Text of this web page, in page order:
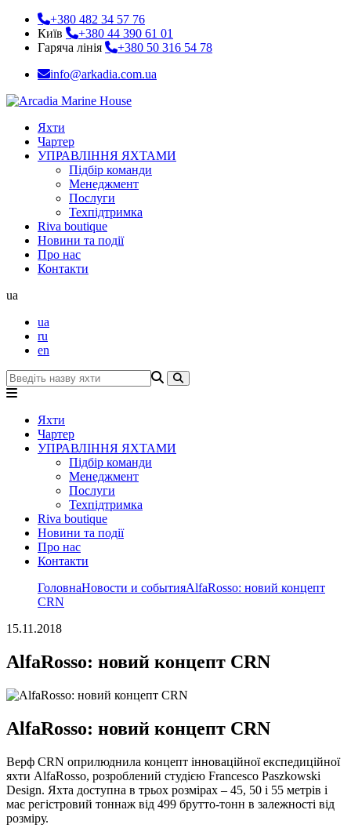
+380 482 34 57 76
Київ
+380 44 390 61 01
Гаряча лінія
+380 50 316 54 78
info@arkadia.com.ua
Яхти
Чартер
УПРАВЛІННЯ ЯХТАМИ
Підбір команди
Менеджмент
Послуги
Техпідтримка
Riva boutique
Новини та події
Про нас
Контакти
ua
ua
ru
en
Яхти
Чартер
УПРАВЛІННЯ ЯХТАМИ
Підбір команди
Менеджмент
Послуги
Техпідтримка
Riva boutique
Новини та події
Про нас
Контакти
ГоловнаНовости и событияAlfaRosso: новий концепт
CRN
15.11.2018
AlfaRosso: новий концепт CRN
AlfaRosso: новий концепт CRN
Верф CRN оприлюднила концепт інноваційної експедиційної
яхти AlfaRosso, розроблений студією Francesco Paszkowski
Design. Яхта доступна в трьох розмірах – 45, 50 і 55 метрів і
має регістровий тоннаж від 499 брутто-тонн в залежності від
розміру.